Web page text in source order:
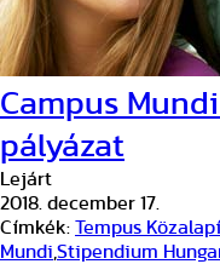
Campus
pályázat
Lejárt
2018. december 17.
Címkék: Tempus
Mundi Stipendium